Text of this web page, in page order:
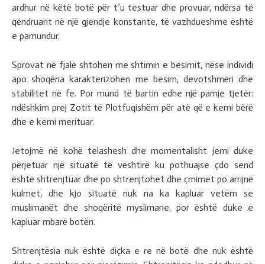
ardhur në këtë botë për t’u testuar dhe provuar, ndërsa të
qëndruarit në një gjendje konstante, të vazhdueshme është
e pamundur.
Sprovat në fjalë shtohen me shtimin e besimit, nëse individi
apo shoqëria karakterizohen me besim, devotshmëri dhe
stabilitet në fe. Por mund të bartin edhe një pamje tjetër:
ndëshkim prej Zotit të Plotfuqishëm për atë që e kemi bërë
dhe e kemi merituar.
Jetojmë në kohë telashesh dhe momentalisht jemi duke
përjetuar një situatë të vështirë ku pothuajse çdo send
është shtrenjtuar dhe po shtrenjtohet dhe çmimet po arrijnë
kulmet, dhe kjo situatë nuk na ka kapluar vetëm se
muslimanët dhe shoqëritë myslimane, por është duke e
kapluar mbarë botën.
Shtrenjtësia nuk është diçka e re në botë dhe nuk është